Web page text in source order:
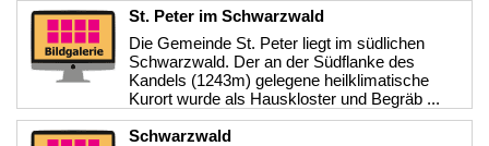
St. Peter im Schwarzwald
Die Gemeinde St. Peter liegt im südlichen
Schwarzwald. Der an der Südflanke des
Kandels (1243m) gelegene heilklimatische
Kurort wurde als Hauskloster und Begräb ...
>>>
Schwarzwald